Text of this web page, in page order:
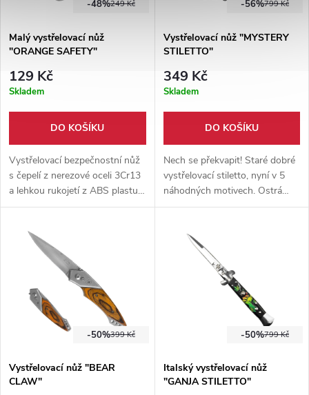
249 Kč
-48%
Malý vystřelovací nůž
"ORANGE SAFETY"
129 Kč
Skladem
DO KOŠÍKU
Vystřelovací bezpečnostní nůž
s čepelí z nerezové oceli 3Cr13
a lehkou rukojetí z ABS plastu.
Kompaktní provedení s
pilkou pro každodenní výbavy.
799 Kč
-56%
Vystřelovací nůž "MYSTERY
STILETTO"
349 Kč
Skladem
DO KOŠÍKU
Nech se překvapit! Staré dobré
vystřelovací stiletto, nyní v 5
náhodných motivech. Ostrá
čepel z nerezové oceli a
je vybrán náhodný motiv!
399 Kč
-50%
Vystřelovací nůž "BEAR
CLAW"
799 Kč
-50%
Italský vystřelovací nůž
"GANJA STILETTO"